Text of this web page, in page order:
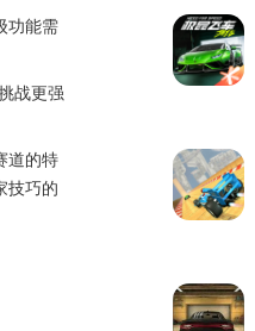
功能需
战更强
道的特
技巧的